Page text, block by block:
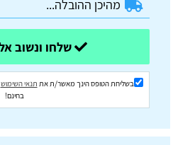
בשליחת הטופס הינך מאשר/ת את תנאי השימוש
בחינם!